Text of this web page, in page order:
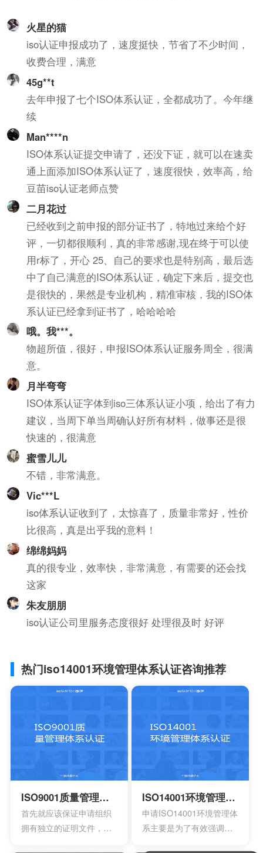
火星的猫
iso认证申报成功了，速度挺快，节省了不少时间，
收费合理，满意
45g**t
去年申报了七个ISO体系认证，全都成功了。今年继
续
Man****n
ISO体系认证提交申请了，还没下证，就可以在速卖
通上面添加ISO体系认证了，速度很快，效率高，给
豆苗iso认证老师点赞
二月花过
已经收到之前申报的部分证书了，特地过来给个好
评，一切都很顺利，真的非常感谢,现在终于可以使
用r标了，开心 25、自己的要求也是特别高，最后选
中了自己满意的ISO体系认证，确定下来后，提交也
是很快的，果然是专业机构，精准审核，我的ISO体
系认证已经拿到证书了，哈哈哈哈
哦。我***。
物超所值，很好，申报ISO体系认证服务周全，很满
意。
月半弯弯
ISO体系认证字体到iso三体系认证小项，给出了有力
建议，当周下单当周确认好所有材料，做事还是很
快速的，很满意
蜜雪儿儿
不错，非常满意。
Vic***L
iso体系认证收到了，太惊喜了，质量非常好，性价
比很高，真是出乎我的意料！
绵绵妈妈
真的很专业，效率快，非常满意，有需要的还会找
这家
朱友朋朋
iso认证公司里服务态度很好 处理很及时 好评
热门iso14001环境管理体系认证咨询推荐
ISO9001质量管理体系认证
首先就应该保证申请组织
拥有独立的证明文件，其
ISO14001环境管理体系认证
申请ISO14001环境管理体
系主要是为了有效强调持